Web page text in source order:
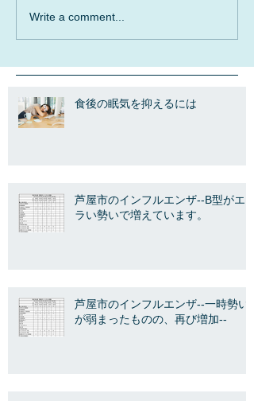
Write a comment...
食後の眠気を抑えるには
芦屋市のインフルエンザ--B型がエ
ラい勢いで増えています。
芦屋市のインフルエンザ--一時勢い
が弱まったものの、再び増加--